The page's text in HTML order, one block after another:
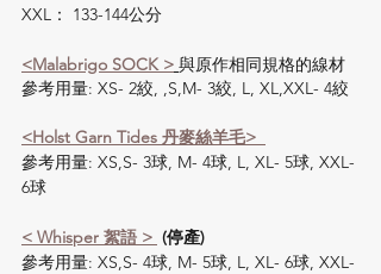
XXL： 133-144公分
<Malabrigo SOCK > 與原作相同規格的線材
參考用量: XS- 2絞, ,S,M- 3絞, L, XL,XXL- 4絞
<Holst Garn Tides 丹麥絲羊毛>
參考用量: XS,S- 3球, M- 4球, L, XL- 5球, XXL-
6球
< Whisper 絮語 > (停產)
參考用量: XS,S- 4球, M- 5球, L, XL- 6球, XXL-